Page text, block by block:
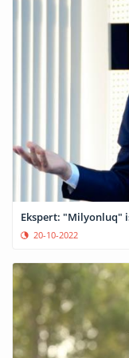
Ekspert: "Milyonluq"
20-10-2022